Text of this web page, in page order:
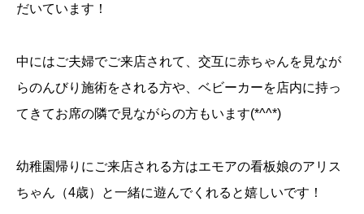
だいています！
中にはご夫婦でご来店されて、交互に赤ちゃんを見なが
らのんびり施術をされる方や、ベビーカーを店内に持っ
てきてお席の隣で見ながらの方もいます(*^^*)
幼稚園帰りにご来店される方はエモアの看板娘のアリス
ちゃん（4歳）と一緒に遊んでくれると嬉しいです！